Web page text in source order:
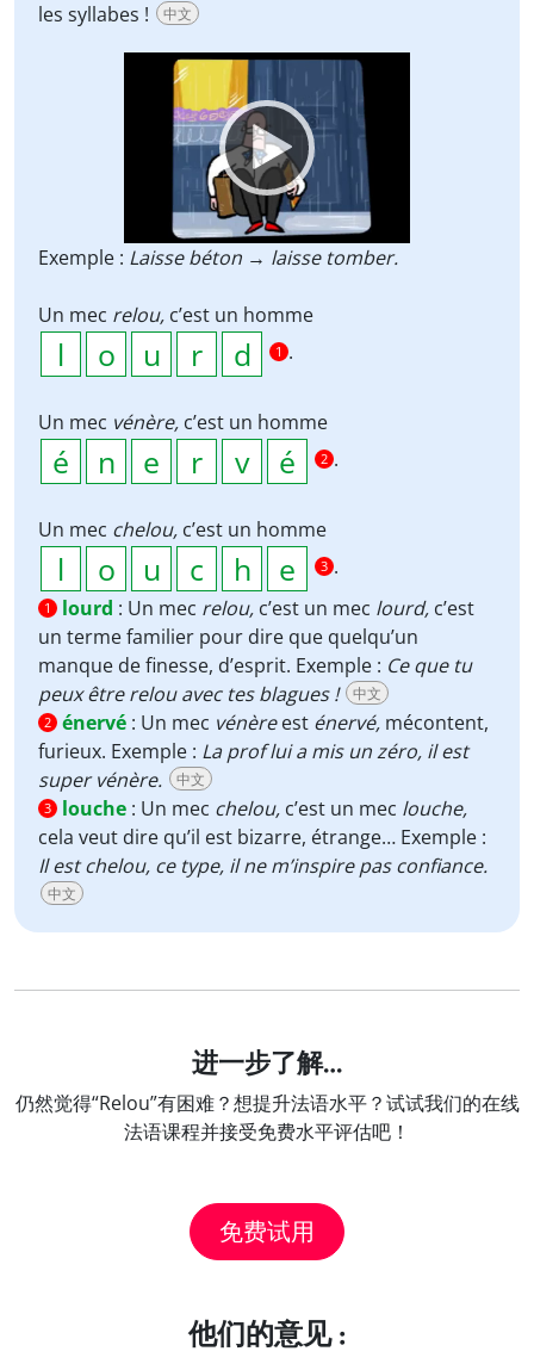
les syllabes !
中文
Exemple : Laisse béton → laisse tomber.
Un mec relou, c’est un homme
1 .
Un mec vénère, c’est un homme
2 .
Un mec chelou, c’est un homme
3 .
1 lourd : Un mec relou, c’est un mec lourd, c’est
un terme familier pour dire que quelqu’un
manque de finesse, d’esprit. Exemple : Ce que tu
peux être relou avec tes blagues ! 中文
2 énervé : Un mec vénèreest énervé, mécontent,
furieux. Exemple : La prof lui a mis un zéro, il est
super vénère.
中文
3 louche : Un mec chelou, c’est un mec louche,
cela veut dire qu’il est bizarre, étrange… Exemple :
Il est chelou, ce type, il ne m’inspire pas confiance.
中文
进一步了解…
仍然觉得“Relou”有困难？想提升法语水平？试试我们的在线
法语课程并接受免费水平评估吧！
免费试用
他们的意见 :